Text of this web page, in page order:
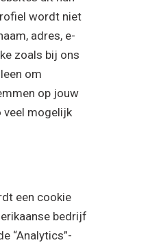
wordt niet
adres, e-
zoals bij ons
om
op jouw
veel mogelijk
een cookie
bedrijf
“Analytics”-